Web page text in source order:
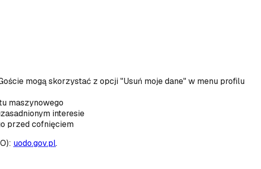
mogą skorzystać z opcji "Usuń moje dane" w menu profilu
maszynowego
interesie
przed cofnięciem
uodo.gov.pl.